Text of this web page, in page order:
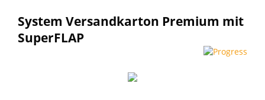
System Versandkarton Premium mit
SuperFLAP